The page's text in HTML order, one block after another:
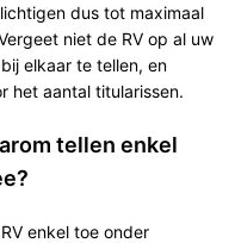
dus tot maximaal
niet de RV op al uw
elkaar te tellen, en
het aantal titularissen.
tellen enkel
enkel toe onder